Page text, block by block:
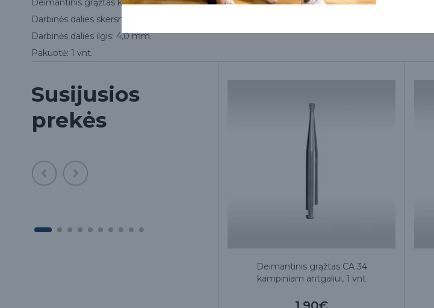
Deimantinis grąžtas kampiniam antgaliui.
Darbinės dalies skersmuo: 1,6 mm.
Darbinės dalies ilgis: 4,0 mm.
Pakuotė: 1 vnt.
Susijusios
prekės
Deimantinis grąžtas CA 34
kampiniam antgaliui, 1 vnt